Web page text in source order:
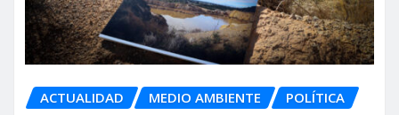
ACTUALIDAD MEDIO AMBIENTE POLÍTICA